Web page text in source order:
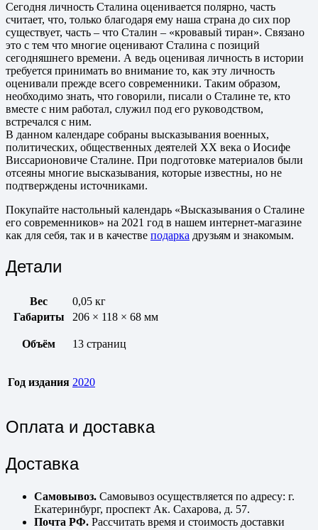
Сегодня личность Сталина оценивается полярно, часть
считает, что, только благодаря ему наша страна до сих пор
существует, часть – что Сталин – «кровавый тиран». Связано
это с тем что многие оценивают Сталина с позиций
сегодняшнего времени. А ведь оценивая личность в истории
требуется принимать во внимание то, как эту личность
оценивали прежде всего современники. Таким образом,
необходимо знать, что говорили, писали о Сталине те, кто
вместе с ним работал, служил под его руководством,
встречался с ним.
В данном календаре собраны высказывания военных,
политических, общественных деятелей XX века о Иосифе
Виссарионовиче Сталине. При подготовке материалов были
отсеяны многие высказывания, которые известны, но не
подтверждены источниками.
Покупайте настольный календарь «Высказывания о Сталине
его современников» на 2021 год в нашем интернет-магазине
как для себя, так и в качестве подарка друзьям и знакомым.
Детали
Вес
0,05 кг
Габариты
206 × 118 × 68 мм
Объём 13 страниц
Год издания 2020
Оплата и доставка
Доставка
Самовывоз. Самовывоз осуществляется по адресу: г.
Екатеринбург, проспект Ак. Сахарова, д. 57.
Почта РФ. Рассчитать время и стоимость доставки